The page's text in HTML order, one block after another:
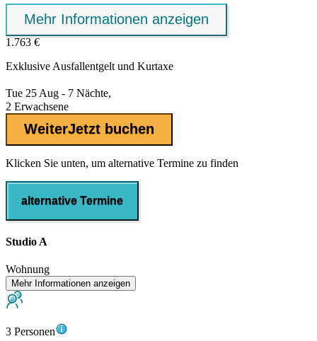
Mehr Informationen anzeigen
1.763 €
Exklusive Ausfallentgelt und Kurtaxe
Tue 25 Aug - 7 Nächte,
2 Erwachsene
WeiterJetzt buchen
Klicken Sie unten, um alternative Termine zu finden
alternative Termine
Studio A
Wohnung
Mehr Informationen anzeigen
3 Personen